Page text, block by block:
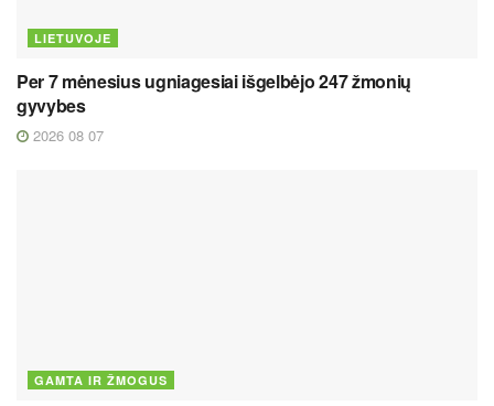
LIETUVOJE
Per 7 mėnesius ugniagesiai išgelbėjo 247 žmonių
gyvybes
2026 08 07
GAMTA IR ŽMOGUS